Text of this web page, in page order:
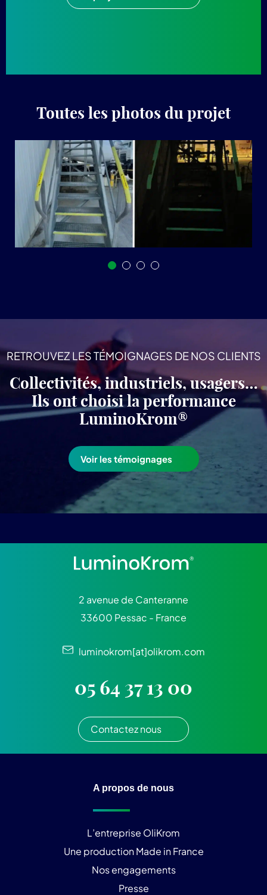
Toutes les photos du projet
RETROUVEZ LES TÉMOIGNAGES DE NOS CLIENTS
Collectivités, industriels, usagers…
Ils ont choisi la performance
LuminoKrom®
Voir les témoignages
2 avenue de Canteranne
33600 Pessac - France
luminokrom[at]olikrom.com
05 64 37 13 00
Contactez nous
A propos de nous
L’entreprise OliKrom
Une production Made in France
Nos engagements
Presse